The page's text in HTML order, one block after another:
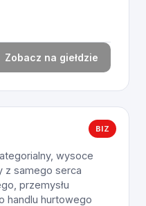
Zobacz na giełdzie
BIZ
wysoce
z samego serca
przemysłu
handlu hurtowego